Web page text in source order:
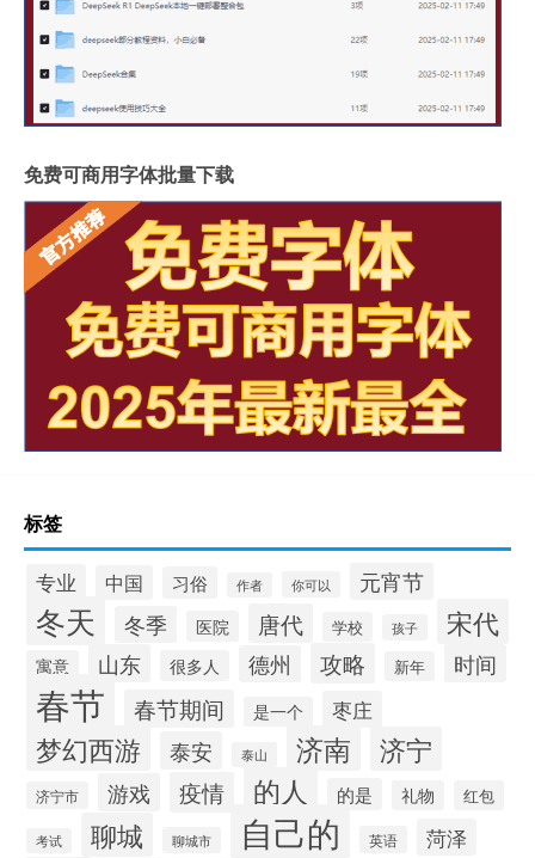
免费可商用字体批量下载
标签
专业 中国 习俗 作者 你可以 元宵节
冬天 冬季 医院 唐代 学校 孩子 宋代
寓意 山东 很多人 德州 攻略 新年 时间
春节 春节期间 是一个 枣庄
梦幻西游 泰安 泰山 济南 济宁
济宁市 游戏 疫情 的人 的是 礼物 红包
考试 聊城 聊城市 自己的 英语 菏泽